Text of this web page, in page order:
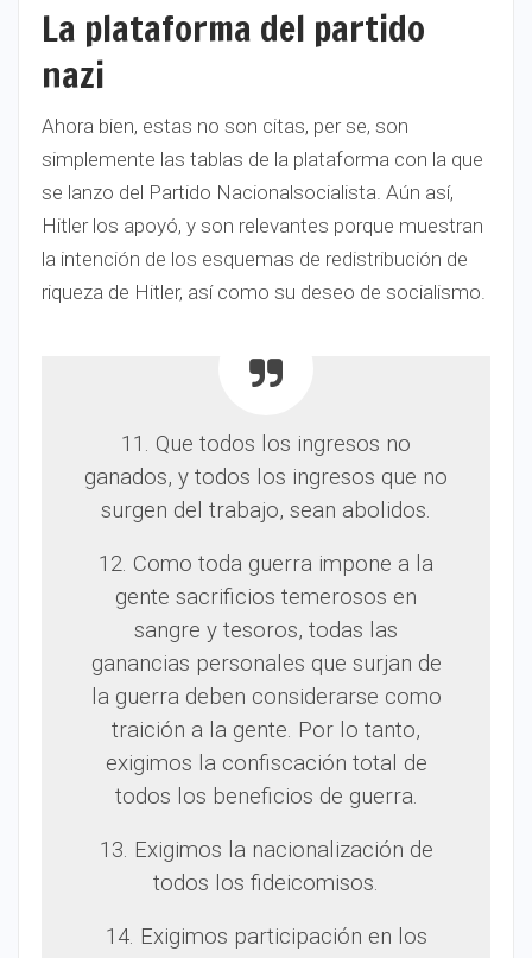
La plataforma del partido
nazi
Ahora bien, estas no son citas, per se, son
simplemente las tablas de la plataforma con la que
se lanzo del Partido Nacionalsocialista. Aún así,
Hitler los apoyó, y son relevantes porque muestran
la intención de los esquemas de redistribución de
riqueza de Hitler, así como su deseo de socialismo.
11. Que todos los ingresos no
ganados, y todos los ingresos que no
surgen del trabajo, sean abolidos.
12. Como toda guerra impone a la
gente sacrificios temerosos en
sangre y tesoros, todas las
ganancias personales que surjan de
la guerra deben considerarse como
traición a la gente. Por lo tanto,
exigimos la confiscación total de
todos los beneficios de guerra.
13. Exigimos la nacionalización de
todos los fideicomisos.
14. Exigimos participación en los